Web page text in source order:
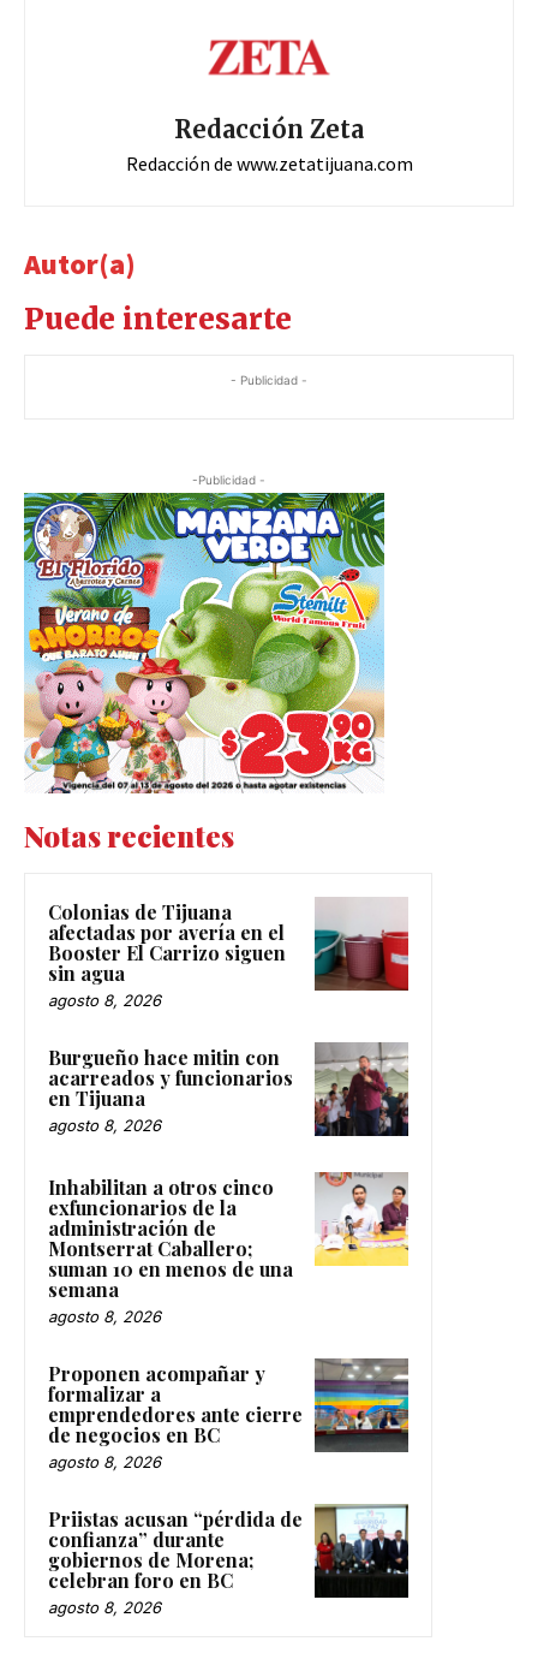
Redacción Zeta
Redacción de www.zetatijuana.com
Autor(a)
Puede interesarte
- Publicidad -
-Publicidad -
Notas recientes
Colonias de Tijuana
afectadas por avería en el
Booster El Carrizo siguen
sin agua
agosto 8, 2026
Burgueño hace mitin con
acarreados y funcionarios
en Tijuana
agosto 8, 2026
Inhabilitan a otros cinco
exfuncionarios de la
administración de
Montserrat Caballero;
suman 10 en menos de una
semana
agosto 8, 2026
Proponen acompañar y
formalizar a
emprendedores ante cierre
de negocios en BC
agosto 8, 2026
Priistas acusan “pérdida de
confianza” durante
gobiernos de Morena;
celebran foro en BC
agosto 8, 2026